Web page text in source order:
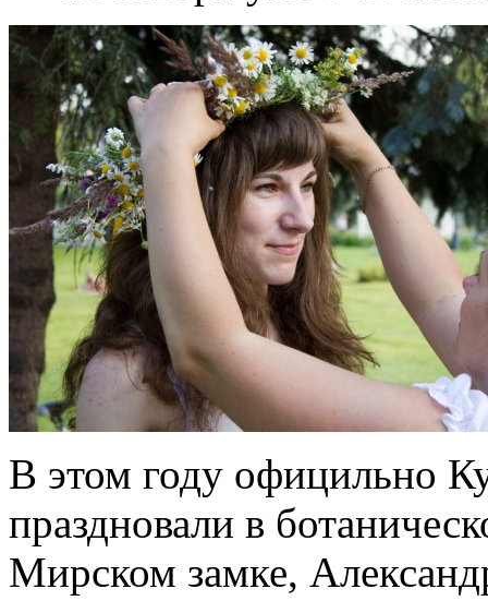
В этом году официльно
праздновали в
Мирском замке,